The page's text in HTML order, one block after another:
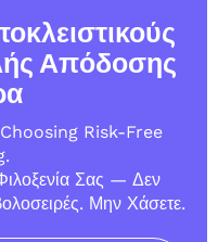
Απόδοσης
Risk-Free
Σας — Δεν
Μην Χάσετε.